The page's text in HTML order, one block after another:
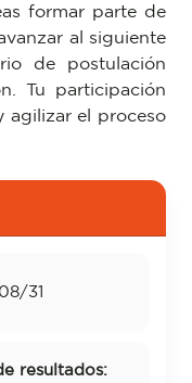
formar parte de
al siguiente
de postulación
Tu participación
agilizar el proceso
31
resultados: